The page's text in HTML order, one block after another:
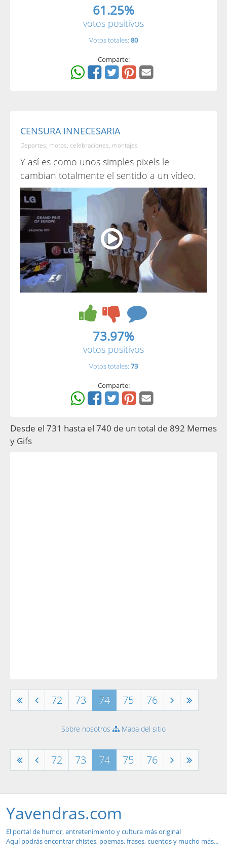
61.25%
votos positivos
Votos totales: 80
Comparte:
CENSURA INNECESARIA
Deportes, motos, celebraciones, montajes
Y así es como unos simples pixels le
cambian totalmente el sentido a un vídeo.
73.97%
votos positivos
Votos totales: 73
Comparte:
Desde el 731 hasta el 740 de un total de 892 Memes
y Gifs
72 73 74 75 76
Sobre nosotros Mapa del sitio
72 73 74 75 76
Yavendras.com
El portal de humor, entretenimiento y cultura más original
Aquí podrás encontrar chistes, poemas, frases, cuentos y mucho más...